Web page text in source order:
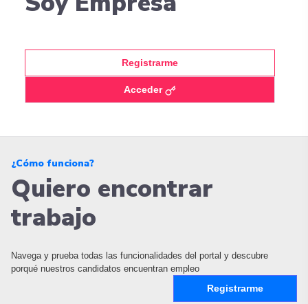
Registrarme
Acceder
¿Cómo funciona?
Quiero encontrar
trabajo
Navega y prueba todas las funcionalidades del portal y descubre
porqué nuestros candidatos encuentran empleo
Registrarme